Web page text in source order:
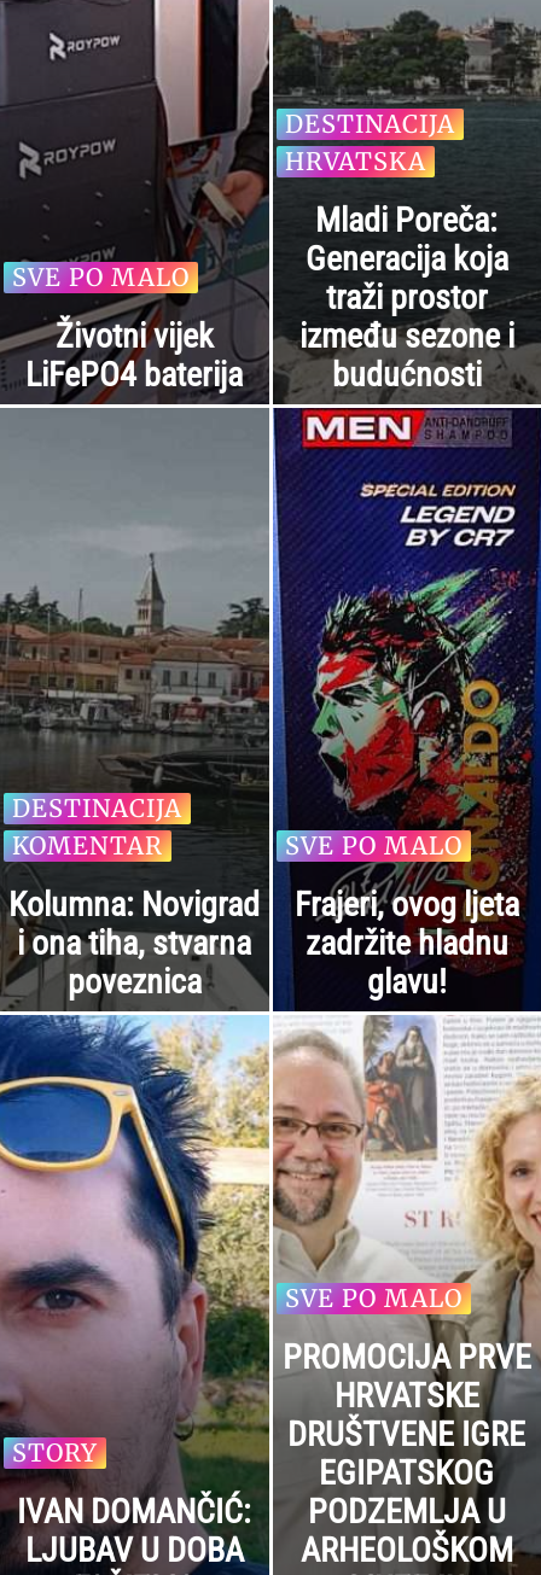
SVE PO MALO
Životni vijek
LiFePO4 baterija
DESTINACIJA
HRVATSKA
Mladi Poreča:
Generacija koja
traži prostor
između sezone i
budućnosti
DESTINACIJA
KOMENTAR
Kolumna: Novigrad
i ona tiha, stvarna
poveznica
SVE PO MALO
Frajeri, ovog ljeta
zadržite hladnu
glavu!
STORY
IVAN DOMANČIĆ:
LJUBAV U DOBA
SVE PO MALO
PROMOCIJA PRVE
HRVATSKE
DRUŠTVENE IGRE
EGIPATSKOG
PODZEMLJA U
ARHEOLOŠKOM